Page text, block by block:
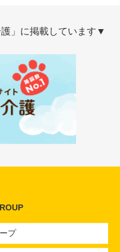
」に掲載しています▼
プ